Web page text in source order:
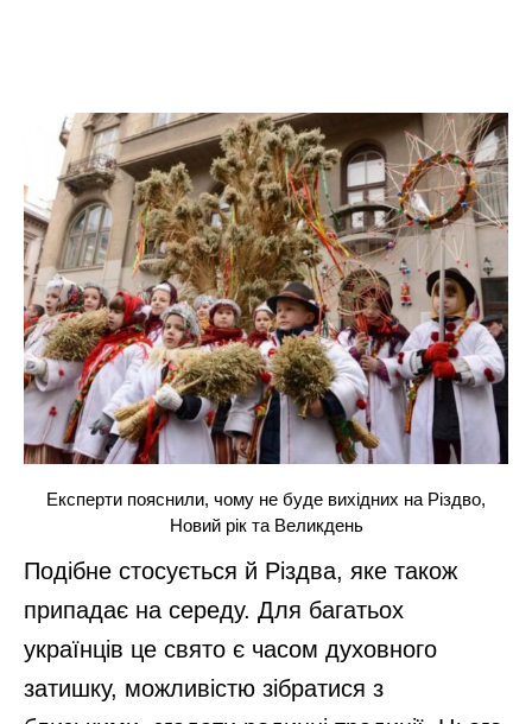
Експерти пояснили, чому не буде вихідних на Різдво,
Новий рік та Великдень
Подібне стосується й Різдва, яке також
припадає на середу. Для багатьох
українців це свято є часом духовного
затишку, можливістю зібратися з